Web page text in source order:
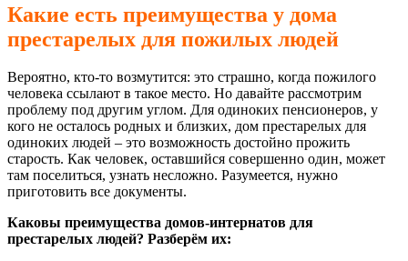
Какие есть преимущества у дома
престарелых для пожилых людей
Вероятно, кто-то возмутится: это страшно, когда пожилого
человека ссылают в такое место. Но давайте рассмотрим
проблему под другим углом. Для одиноких пенсионеров, у
кого не осталось родных и близких, дом престарелых для
одиноких людей – это возможность достойно прожить
старость. Как человек, оставшийся совершенно один, может
там поселиться, узнать несложно. Разумеется, нужно
приготовить все документы.
Каковы преимущества домов-интернатов для
престарелых людей? Разберём их: